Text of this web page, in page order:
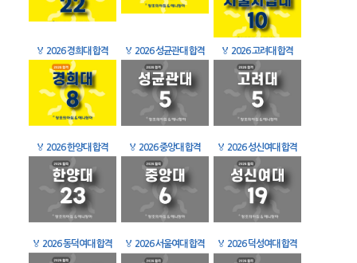
🏅 2026 경희대 합격 🏅 2026 성균관대 합격 🏅 2026 고려대 합격
🏅 2026 한양대 합격 🏅 2026 중앙대 합격 🏅 2026 성신여대 합격
🏅 2026 동덕여대 합격 🏅 2026 서울여대 합격 🏅 2026 덕성여대 합격